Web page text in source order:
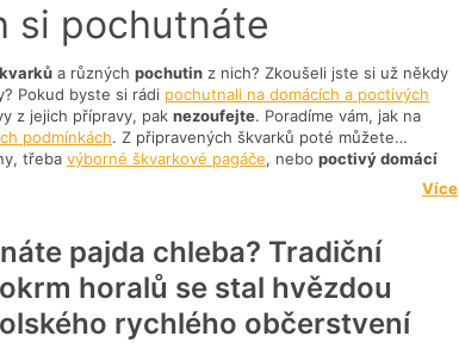
si pochutnáte
a různých pochutin z nich? Zkoušeli jste si už někdy
Pokud byste si rádi pochutnali na domácích a poctivých
z jejich přípravy, pak nezoufejte. Poradíme vám, jak na
podmínkách. Z připravených škvarků poté můžete
třeba výborné škvarkové pagáče, nebo poctivý domácí
zajistí dokonalou chuť. Na poutích a slavnostních událostech
patří bezpochybysyrové sádlo .
žádné speciální přístroje - poslouží obyčejný
nakostičky, dejte je do připraveného hrnce a
lepší chuť je možné použít i
Více
pajda chleba? Tradiční
horalů se stal hvězdou
rychlého občerstvení